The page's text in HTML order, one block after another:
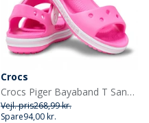
Crocs
Crocs Piger Bayaband T Sandal Electric Pink
Vejl. pris268,99 kr.
Spare94,00 kr.